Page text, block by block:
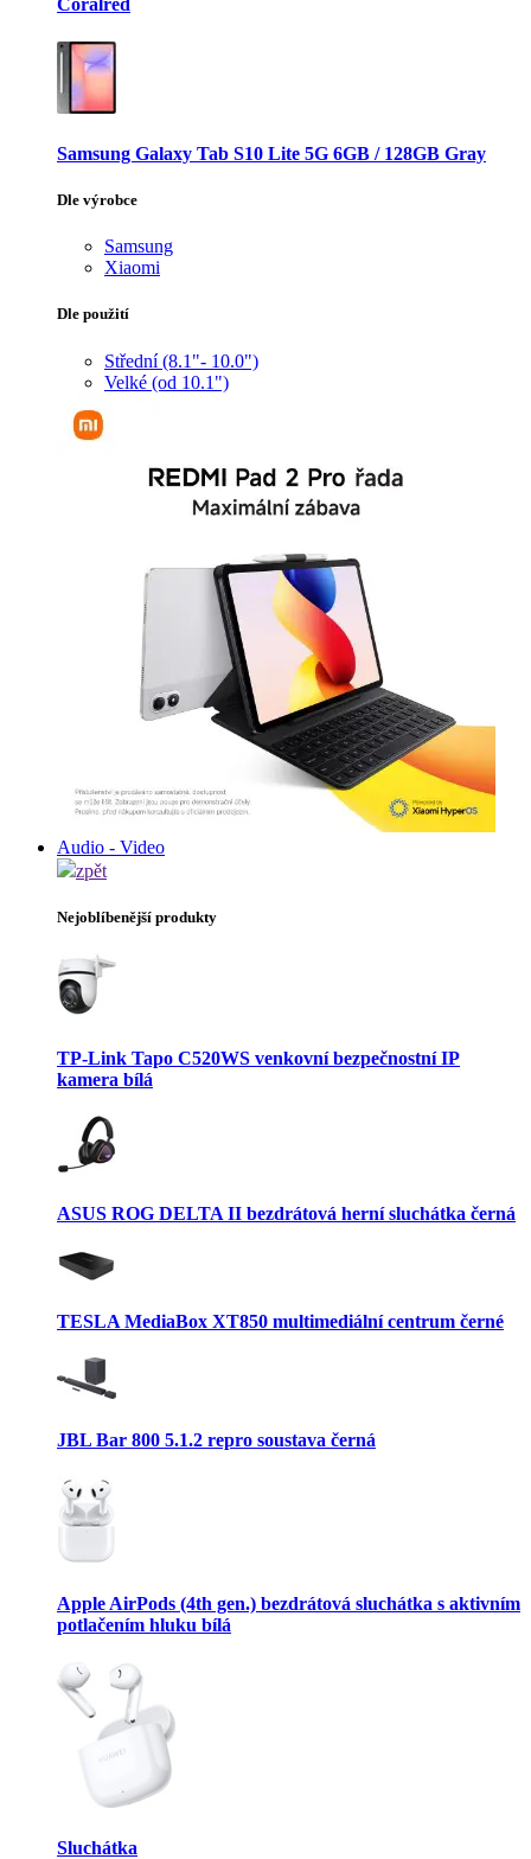
Coralred
Samsung Galaxy Tab S10 Lite 5G 6GB / 128GB Gray
Dle výrobce
Samsung
Xiaomi
Dle použití
Střední (8.1"- 10.0")
Velké (od 10.1")
Audio - Video
zpět
Nejoblíbenější produkty
TP-Link Tapo C520WS venkovní bezpečnostní IP
kamera bílá
ASUS ROG DELTA II bezdrátová herní sluchátka černá
TESLA MediaBox XT850 multimediální centrum černé
JBL Bar 800 5.1.2 repro soustava černá
Apple AirPods (4th gen.) bezdrátová sluchátka s aktivním
potlačením hluku bílá
Sluchátka